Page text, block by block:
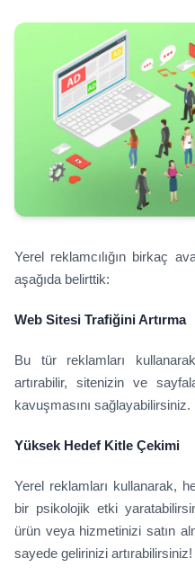
Yerel reklamcılığın birkaç
aşağıda belirttik:
Web Sitesi Trafiğini Artırma
Bu tür reklamları
artırabilir, sitenizin ve
kavuşmasını sağlayabilirsiniz.
Yüksek Hedef Kitle Çekimi
Yerel reklamları kullanarak,
bir psikolojik etki
ürün veya hizmetinizi satın
sayede gelirinizi artırabilirsiniz!